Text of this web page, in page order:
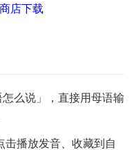
店下载
么说」，直接用母语输
击播放发音、收藏到自